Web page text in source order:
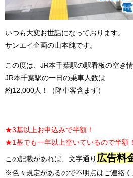
いつも大変お世話になっております。
サンエイ企画の山本純です。
この度は、JR本千葉駅の駅看板の空き
JR本千葉駅の一日の乗車人数は
約12,000人！（降車客含まず）
★3基以上お申込みで半額！
★1基でも一年以上空いているので半額！
この記載があれば、文字通り 広告料
※色々規定があるので不明点はご連絡く